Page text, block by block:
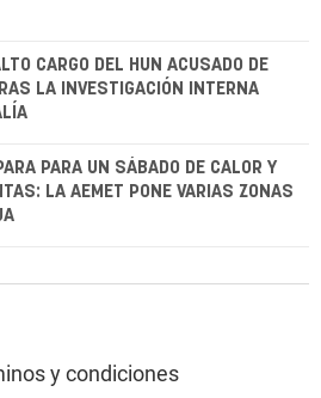
CARGO DEL HUN ACUSADO DE
LA INVESTIGACIÓN INTERNA
PARA UN SÁBADO DE CALOR Y
LA AEMET PONE VARIAS ZONAS
y condiciones